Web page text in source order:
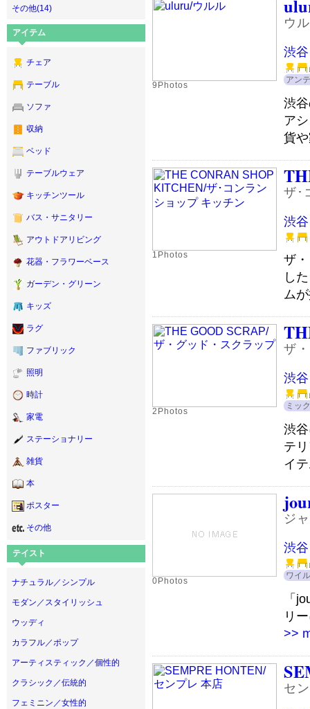
その他(14)
アイテム
チェア
テーブル
ソファ
収納
ベッド
テーブルウェア
キッチンツール
バス・サニタリー
アウトドアリビング
花器・フラワーベース
ガーデン・グリーン
キッズ
ラグ
ファブリック
照明
時計
家電
ステーショナリー
雑貨
本
ポスター
その他
テイスト
ナチュラル／シンプル
モダン／スタイリッシュ
ウッディ
カラフル／ポップ
アーティスティック／個性的
クラシック／伝統的
フェミニン／女性的
9Photos
ウ
渋谷
アン
渋
ア
貨
1Photos
ザ･
渋谷
ザ
し
ム
2Photos
ザ
渋谷
ミッ
渋
テ
イ
0Photos
ジ
渋谷
ワイ
「
リ
>>
セ